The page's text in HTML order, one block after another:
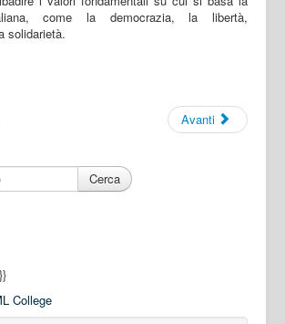
come la democrazia, la libertà,
solidarietà.
Avanti
Cerca